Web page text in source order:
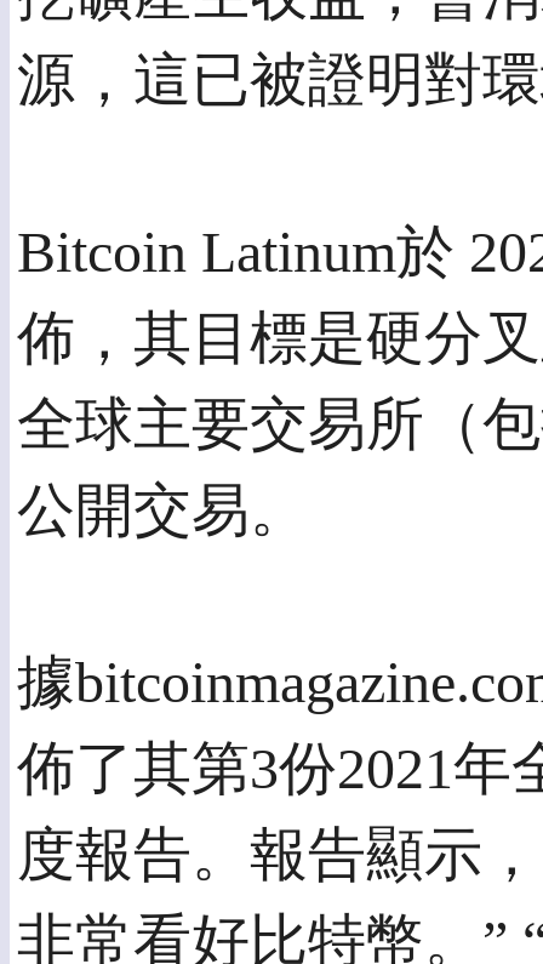
源，這已被證明對
Bitcoin Latinum於
佈，其目標是硬分
全球主要交易所（
公開交易。
據
佈了其第3份2021
度報告。報告顯示
非常看好比特幣。”